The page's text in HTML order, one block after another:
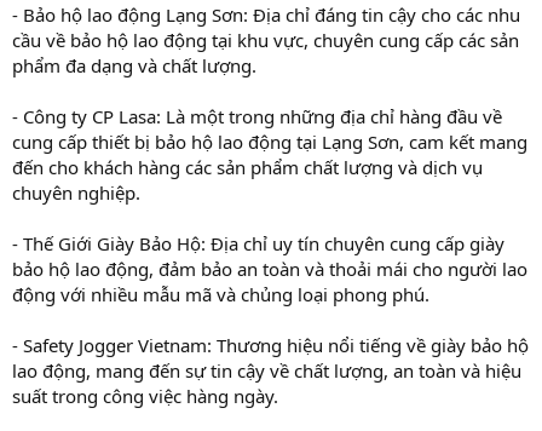
- Bảo hộ lao động Lạng Sơn: Địa chỉ đáng tin cậy cho các nhu
cầu về bảo hộ lao động tại khu vực, chuyên cung cấp các sản
phẩm đa dạng và chất lượng.
- Công ty CP Lasa: Là một trong những địa chỉ hàng đầu về
cung cấp thiết bị bảo hộ lao động tại Lạng Sơn, cam kết mang
đến cho khách hàng các sản phẩm chất lượng và dịch vụ
chuyên nghiệp.
- Thế Giới Giày Bảo Hộ: Địa chỉ uy tín chuyên cung cấp giày
bảo hộ lao động, đảm bảo an toàn và thoải mái cho người lao
động với nhiều mẫu mã và chủng loại phong phú.
- Safety Jogger Vietnam: Thương hiệu nổi tiếng về giày bảo hộ
lao động, mang đến sự tin cậy về chất lượng, an toàn và hiệu
suất trong công việc hàng ngày.